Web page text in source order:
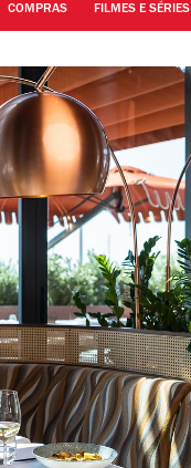
COMPRAS FILMES E SÉRIES